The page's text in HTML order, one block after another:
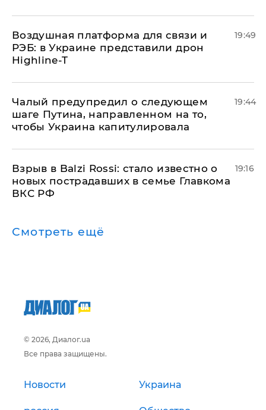
Воздушная платформа для связи и
РЭБ: в Украине представили дрон
Highline-T
19:49
Чалый предупредил о следующем
шаге Путина, направленном на то,
чтобы Украина капитулировала
19:44
Взрыв в Balzi Rossi: стало известно о
новых пострадавших в семье Главкома
ВКС РФ
19:16
Смотреть ещё
© 2026, Диалог.ua
Все права защищены.
Новости Украина